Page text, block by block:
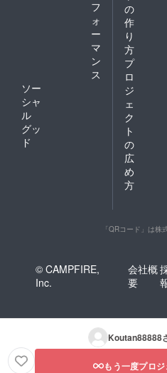
フ
ォ
ー
マ
ン
ス
ソー
シャ
ル
グッ
ド
の
作
り
方
プ
ロ
ジ
ェ
ク
ト
の
広
め
方
「QRコード」は株
© CAMPFIRE,
Inc.
会社概
要
Koutan88888
もう一度プロ